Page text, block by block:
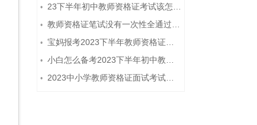
• 23下半年初中教师资格证考试该怎么复习？
• 教师资格证笔试没有一次性全通过下次需要重新报考吗？
• 宝妈报考2023下半年教师资格证需要报班备考吗？
• 小白怎么备考2023下半年初中教师资格证笔试？
• 2023中小学教师资格证面试考试注意事项